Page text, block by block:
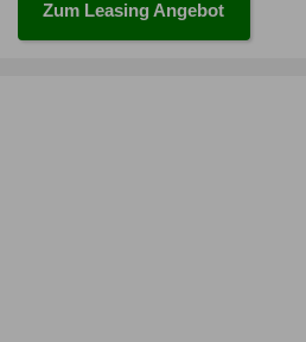
Zum Leasing Angebot